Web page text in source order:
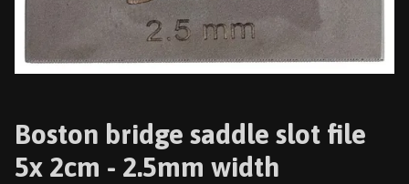
Boston bridge saddle slot file
5x 2cm - 2.5mm width